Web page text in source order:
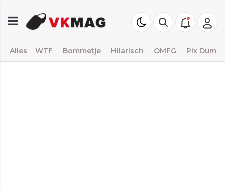
Alles WTF Bommetje Hilarisch OMFG Pix Dump